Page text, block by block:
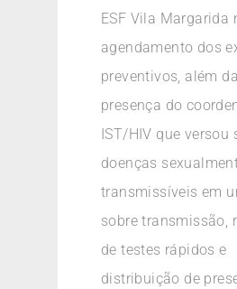
ESF Vila Margarida
agendamento dos
preventivos, além da
presença do
IST/HIV que versou
doenças
transmissíveis em
sobre transmissão,
de testes rápidos e
distribuição de